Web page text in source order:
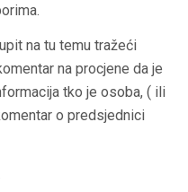
na tu temu tražeći
na procjene da je
tko je osoba, ( ili
o predsjednici